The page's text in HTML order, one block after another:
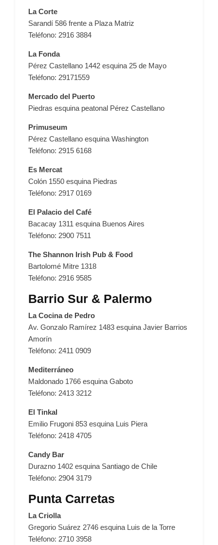
La Corte
Sarandí 586 frente a Plaza Matriz
Teléfono: 2916 3884
La Fonda
Pérez Castellano 1442 esquina 25 de Mayo
Teléfono: 29171559
Mercado del Puerto
Piedras esquina peatonal Pérez Castellano
Primuseum
Pérez Castellano esquina Washington
Teléfono: 2915 6168
Es Mercat
Colón 1550 esquina Piedras
Teléfono: 2917 0169
El Palacio del Café
Bacacay 1311 esquina Buenos Aires
Teléfono: 2900 7511
The Shannon Irish Pub & Food
Bartolomé Mitre 1318
Teléfono: 2916 9585
Barrio Sur & Palermo
La Cocina de Pedro
Av. Gonzalo Ramírez 1483 esquina Javier Barrios
Amorín
Teléfono: 2411 0909
Mediterráneo
Maldonado 1766 esquina Gaboto
Teléfono: 2413 3212
El Tinkal
Emilio Frugoni 853 esquina Luis Piera
Teléfono: 2418 4705
Candy Bar
Durazno 1402 esquina Santiago de Chile
Teléfono: 2904 3179
Punta Carretas
La Criolla
Gregorio Suárez 2746 esquina Luis de la Torre
Teléfono: 2710 3958